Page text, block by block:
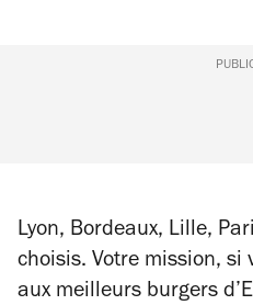
Lyon, Bordeaux, Lille,
choisis. Votre mission, si
aux meilleurs burgers